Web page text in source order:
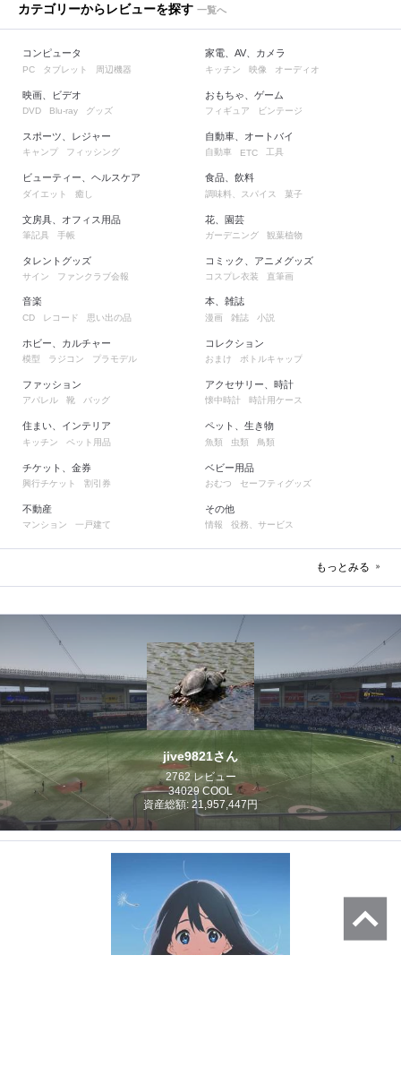
カテゴリーからレビューを探す 一覧へ
コンピュータ
PC タブレット 周辺機器
映画、ビデオ
DVD Blu-ray グッズ
スポーツ、レジャー
キャンプ フィッシング
ビューティー、ヘルスケア
ダイエット 癒し
文房具、オフィス用品
筆記具 手帳
タレントグッズ
サイン ファンクラブ会報
家電、AV、カメラ
キッチン 映像 オーディオ
おもちゃ、ゲーム
フィギュア ビンテージ
自動車、オートバイ
自動車 ETC 工具
食品、飲料
調味料、スパイス 菓子
花、園芸
ガーデニング 観葉植物
コミック、アニメグッズ
コスプレ衣装 直筆画
音楽
CD レコード 思い出の品
ホビー、カルチャー
模型 ラジコン プラモデル
ファッション
アパレル 靴 バッグ
住まい、インテリア
キッチン ペット用品
チケット、金券
興行チケット 割引券
不動産
マンション 一戸建て
本、雑誌
漫画 雑誌 小説
コレクション
おまけ ボトルキャップ
アクセサリー、時計
懐中時計 時計用ケース
ペット、生き物
魚類 虫類 鳥類
ベビー用品
おむつ セーフティグッズ
その他
情報 役務、サービス
もっとみる
jive9821さん
2762 レビュー
34029 COOL
資産総額: 21,957,447円